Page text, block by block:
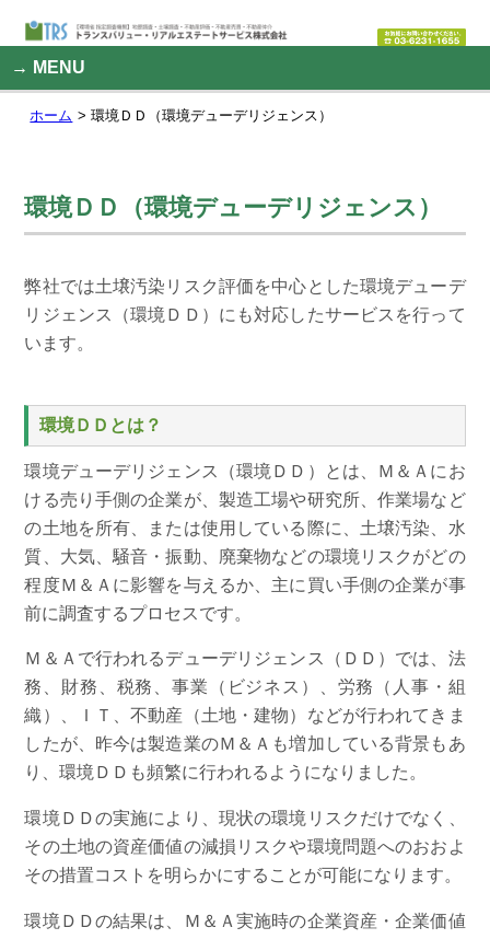
MENU
ホーム 環境ＤＤ（環境デューデリジェンス）
環境ＤＤ（環境デューデリジェンス）
弊社では土壌汚染リスク評価を中心とした環境デューデ
リジェンス（環境ＤＤ）にも対応したサービスを行って
います。
環境ＤＤとは？
環境デューデリジェンス（環境ＤＤ）とは、Ｍ＆Ａにお
ける売り手側の企業が、製造工場や研究所、作業場など
の土地を所有、または使用している際に、土壌汚染、水
質、大気、騒音・振動、廃棄物などの環境リスクがどの
程度Ｍ＆Ａに影響を与えるか、主に買い手側の企業が事
前に調査するプロセスです。
Ｍ＆Ａで行われるデューデリジェンス（ＤＤ）では、法
務、財務、税務、事業（ビジネス）、労務（人事・組
織）、ＩＴ、不動産（土地・建物）などが行われてきま
したが、昨今は製造業のＭ＆Ａも増加している背景もあ
り、環境ＤＤも頻繁に行われるようになりました。
環境ＤＤの実施により、現状の環境リスクだけでなく、
その土地の資産価値の減損リスクや環境問題へのおおよ
その措置コストを明らかにすることが可能になります。
環境ＤＤの結果は、Ｍ＆Ａ実施時の企業資産・企業価値